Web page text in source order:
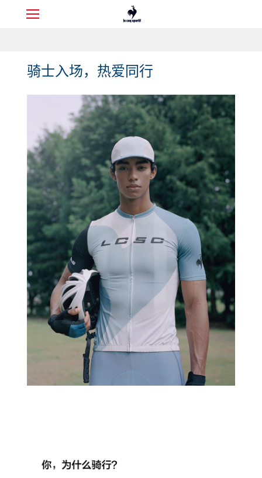
骑士入场，热爱同行